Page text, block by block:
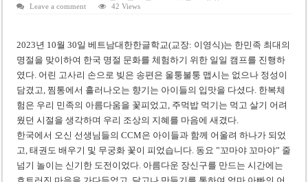
호찌민 Đá Đỏ 수로 정비 사업, 2026년 말 완공 목표
미 국방부, 육군 참모총장 임명 난항
조세심판원, 배우 유연석 30억 세금 불복 청구 기각
Leave a comment
42 Views
2023년 10월 30일 베트남대한한글학교(교장: 이영식)는 한민족 최대의
명절을 맞이하여 한국 명절 문화를 체험하기 위한 일일 캠프를 진행하
였다. 어린 고사리 손으로 빚은 송편은 울퉁불퉁 맵시는 없으나 정성이
담겼고, 찜통에서 흘러나오는 향기는 아이들의 입맛을 다셨다. 한복체
험은 우리 민족의 아름다움을 꽃피었고, 주먹밥 먹기는 먹고 살기 어려
웠던 시절을 생각하며 우리 조상의 지혜를 마음에 새겼다.
한국에서 오신 선생님들의 CCM은 아이들과 함께 어울려 하나가 되었
고, 태권도 배우기 및 무궁화 꽃이 피었습니다. 동요 ”꼬마야 꼬마야” 줄
넘기 놀이는 신기한 도전이었다. 아름다운 장신구를 만드는 시간에는